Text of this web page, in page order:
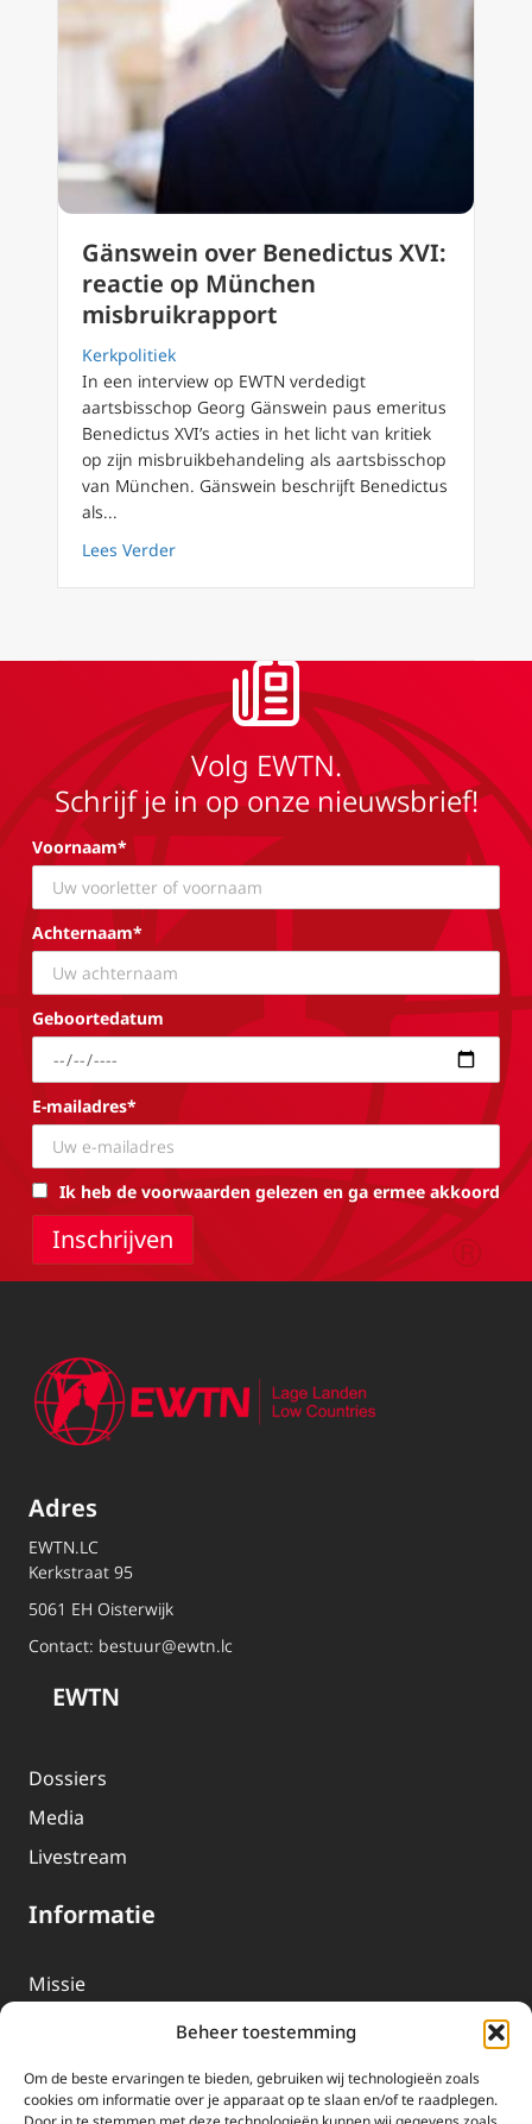
Beheer toestemming
Om de beste ervaringen te bieden, gebruiken wij technologieën zoals
cookies om informatie over je apparaat op te slaan en/of te raadplegen.
Gänswein over Benedictus XVI:
reactie op München
misbruikrapport
Kerkpolitiek
In een interview op EWTN verdedigt
aartsbisschop Georg Gänswein paus emeritus
Benedictus XVI’s acties in het licht van kritiek
op zijn misbruikbehandeling als aartsbisschop
van München. Gänswein beschrijft Benedictus
als...
Lees Verderabout Gänswein over Benedictus XVI:
Volg EWTN.
Schrijf je in op onze nieuwsbrief!
Voornaam*
Achternaam*
Geboortedatum
E-mailadres*
Ik heb de voorwaarden gelezen en ga ermee akkoord
Adres
EWTN.LC
Kerkstraat 95
5061 EH Oisterwijk
Contact: bestuur@ewtn.lc
EWTN
Dossiers
Media
Livestream
Informatie
Missie
EWTN-Team